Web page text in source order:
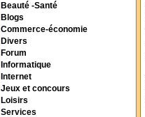
Beauté -Santé
Blogs
Commerce-économie
Divers
Forum
Informatique
Internet
Jeux et concours
Loisirs
Services